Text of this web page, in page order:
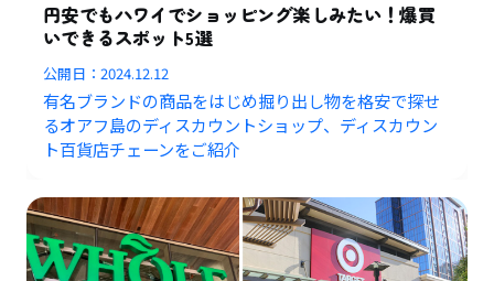
円安でもハワイでショッピング楽しみたい！爆買
いできるスポット5選
公開日：2024.12.12
有名ブランドの商品をはじめ掘り出し物を格安で探せ
るオアフ島のディスカウントショップ、ディスカウン
ト百貨店チェーンをご紹介